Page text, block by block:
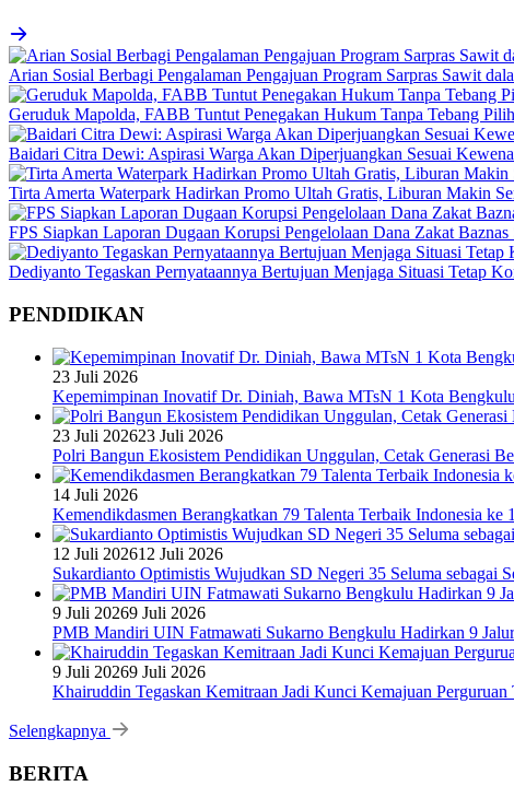
Arian Sosial Berbagi Pengalaman Pengajuan Program Sarpras Sawit
Geruduk Mapolda, FABB Tuntut Penegakan Hukum Tanpa Tebang Pilih
Baidari Citra Dewi: Aspirasi Warga Akan Diperjuangkan Sesuai
Tirta Amerta Waterpark Hadirkan Promo Ultah Gratis, Liburan Makin
FPS Siapkan Laporan Dugaan Korupsi Pengelolaan Dana Zakat Baznas
Dediyanto Tegaskan Pernyataannya Bertujuan Menjaga Situasi Tetap
PENDIDIKAN
23 Juli 2026
Kepemimpinan Inovatif Dr. Diniah, Bawa MTsN 1 Kota
23 Juli 202623 Juli 2026
Polri Bangun Ekosistem Pendidikan Unggulan, Cetak Generasi
14 Juli 2026
Kemendikdasmen Berangkatkan 79 Talenta Terbaik Indonesia ke
12 Juli 202612 Juli 2026
Sukardianto Optimistis Wujudkan SD Negeri 35 Seluma sebagai
9 Juli 20269 Juli 2026
PMB Mandiri UIN Fatmawati Sukarno Bengkulu Hadirkan 9
9 Juli 20269 Juli 2026
Khairuddin Tegaskan Kemitraan Jadi Kunci Kemajuan Perguruan
Selengkapnya
BERITA